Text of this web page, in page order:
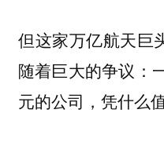
但这家万亿航天巨
随着巨大的争议：
元的公司，凭什么